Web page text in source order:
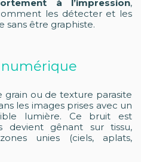
à l’impression,
les détecter et les
sans être graphiste.
numérique
grain ou de texture parasite
les images prises avec un
lumière. Ce bruit est
devient gênant sur tissu,
unies (ciels, aplats,